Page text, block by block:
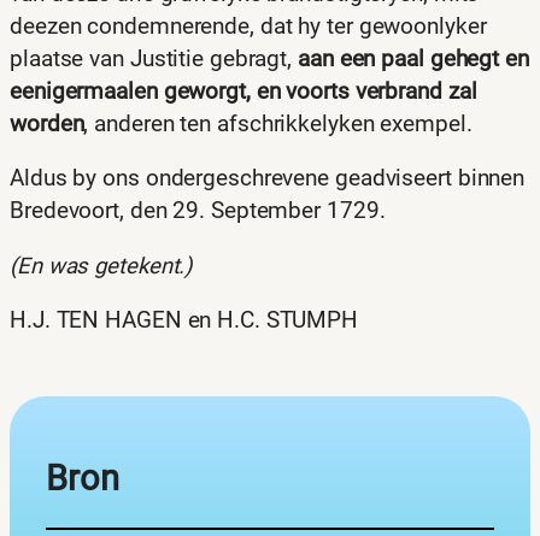
deezen condemnerende, dat hy ter gewoonlyker
plaatse van Justitie gebragt, aan een paal gehegt en
eenigermaalen geworgt, en voorts verbrand zal
worden, anderen ten afschrikkelyken exempel.
Aldus by ons ondergeschrevene geadviseert binnen
Bredevoort, den 29. September 1729.
(En was getekent.)
H.J. TEN HAGEN en H.C. STUMPH
Bron